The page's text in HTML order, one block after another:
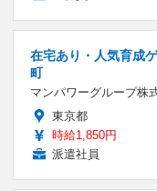
在宅あり・人気育成
町
マンパワーグループ株
東京都
時給1,850円
派遣社員